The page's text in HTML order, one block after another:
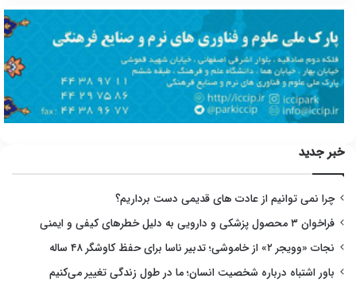
خبر جدید
چرا نمی توانیم از عادت های قدیمی دست برداریم؟
فراخوان ۳ محصول پزشکی و دارویی به دلیل خطرهای کیفی و ایمنی
نجات «وویجر ۲» از خاموشی؛ تدبیر ناسا برای حفظ کاوشگر ۴۸ ساله
باور اشتباه درباره شخصیت انسان؛ ما در طول زندگی تغییر می‌کنیم